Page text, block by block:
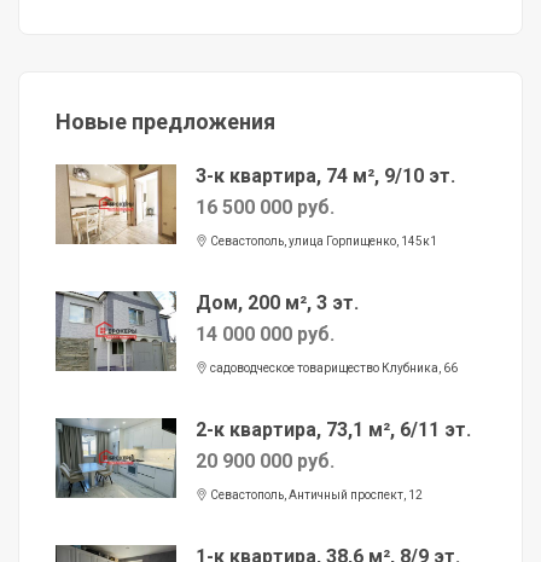
Новые предложения
3-к квартира, 74 м², 9/10 эт.
16 500 000 руб.
Севастополь, улица Горпищенко, 145к1
Дом, 200 м², 3 эт.
14 000 000 руб.
садоводческое товарищество Клубника, 66
2-к квартира, 73,1 м², 6/11 эт.
20 900 000 руб.
Севастополь, Античный проспект, 12
1-к квартира, 38,6 м², 8/9 эт.